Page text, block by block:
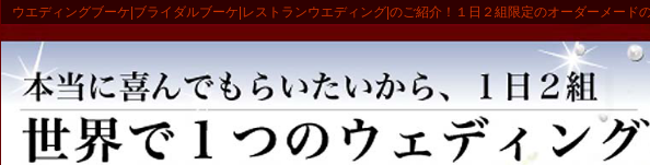
ウエディングブーケ|ブライダルブーケ|レストランウエディング|のご紹介！１日２組限定のオーダーメード